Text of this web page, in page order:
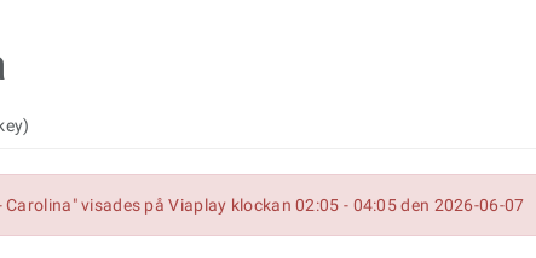
visades på Viaplay klockan 02:05 - 04:05 den 2026-06-07